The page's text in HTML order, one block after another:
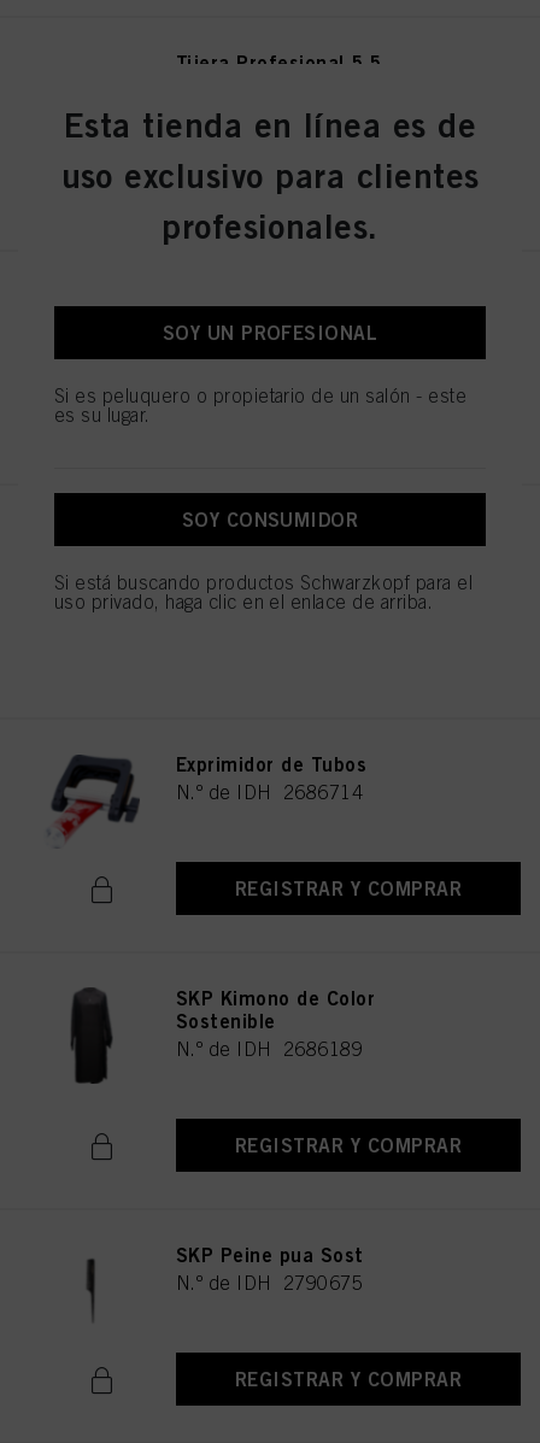
Tijera Profesional 5.5
REGISTRAR Y COMPRAR
N.º de IDH 1544052
KAMIYU TIJERA EXPERTO 5.75
Exprimidor de Tubos
N.º de IDH 2686714
REGISTRAR Y COMPRAR
SKP Kimono de Color
Sostenible
N.º de IDH 2686189
REGISTRAR Y COMPRAR
SKP Peine pua Sost
N.º de IDH 2790675
REGISTRAR Y COMPRAR
Esta tienda en línea es de
uso exclusivo para clientes
profesionales.
SOY UN PROFESIONAL
Si es peluquero o propietario de un salón - este
es su lugar.
SOY CONSUMIDOR
Si está buscando productos Schwarzkopf para el
uso privado, haga clic en el enlace de arriba.